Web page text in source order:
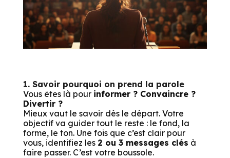
1.Savoir pourquoi on prend la parole
Vous êtes là pour informer ? Convaincre ?
Divertir ?
Mieux vaut le savoir dès le départ. Votre
objectif va guider tout le reste : le fond, la
forme, le ton. Une fois que c’est clair pour
vous, identifiez les 2 ou 3 messages clés à
faire passer. C’est votre boussole.